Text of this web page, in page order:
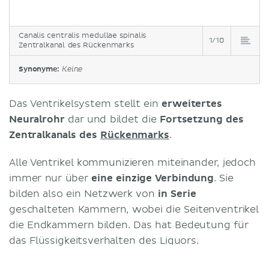
Canalis centralis medullae spinalis
Zentralkanal des Rückenmarks
1/10
Synonyme: Keine
Das Ventrikelsystem stellt einerweitertes
Neuralrohrdar und bildet die Fortsetzung des
Zentralkanals des Rückenmarks.
Alle Ventrikel kommunizieren miteinander, jedoch
immer nur übereine einzige Verbindung. Sie
bilden also ein Netzwerk von in Serie
geschalteten Kammern, wobei die Seitenventrikel
die Endkammern bilden. Das hat Bedeutung für
das Flüssigkeitsverhalten des Liquors.